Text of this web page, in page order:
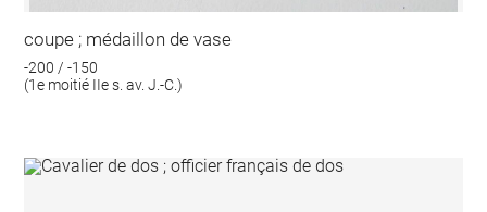
coupe ; médaillon de vase
-200 / -150
(1e moitié IIe s. av. J.-C.)